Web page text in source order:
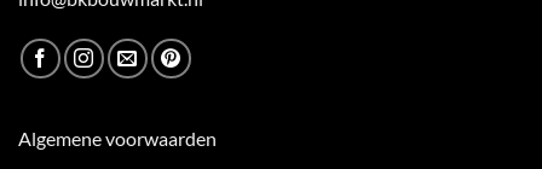
Algemene voorwaarden